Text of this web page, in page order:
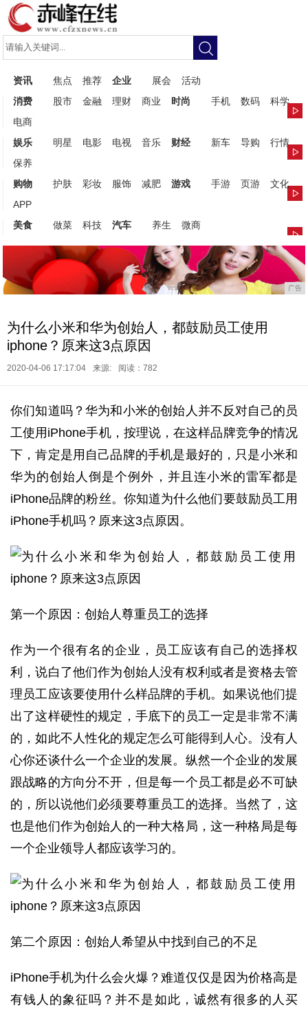
资讯 焦点 推荐 企业 展会
活动
消费
股市 金融 理财 商业 时尚 手机 数码
科学
电商
娱乐
明星 电影 电视 音乐 财经 新车 导购
行情
保养
购物
护肤 彩妆 服饰 减肥 游戏 手游 页游
文化
APP
美食
做菜 科技 汽车 养生 微商
广告
为什么小米和华为创始人，都鼓励员工使用
iphone？原来这3点原因
2020-04-06 17:17:04 来源: 阅读：782
你们知道吗？华为和小米的创始人并不反对自己的员
工使用iPhone手机，按理说，在这样品牌竞争的情况
下，肯定是用自己品牌的手机是最好的，只是小米和
华为的创始人倒是个例外，并且连小米的雷军都是
iPhone品牌的粉丝。你知道为什么他们要鼓励员工用
iPhone手机吗？原来这3点原因。
第一个原因：创始人尊重员工的选择
作为一个很有名的企业，员工应该有自己的选择权
利，说白了他们作为创始人没有权利或者是资格去管
理员工应该要使用什么样品牌的手机。如果说他们提
出了这样硬性的规定，手底下的员工一定是非常不满
的，如此不人性化的规定怎么可能得到人心。没有人
心你还谈什么一个企业的发展。纵然一个企业的发展
跟战略的方向分不开，但是每一个员工都是必不可缺
的，所以说他们必须要尊重员工的选择。当然了，这
也是他们作为创始人的一种大格局，这一种格局是每
一个企业领导人都应该学习的。
第二个原因：创始人希望从中找到自己的不足
iPhone手机为什么会火爆？难道仅仅是因为价格高是
有钱人的象征吗？并不是如此，诚然有很多的人买